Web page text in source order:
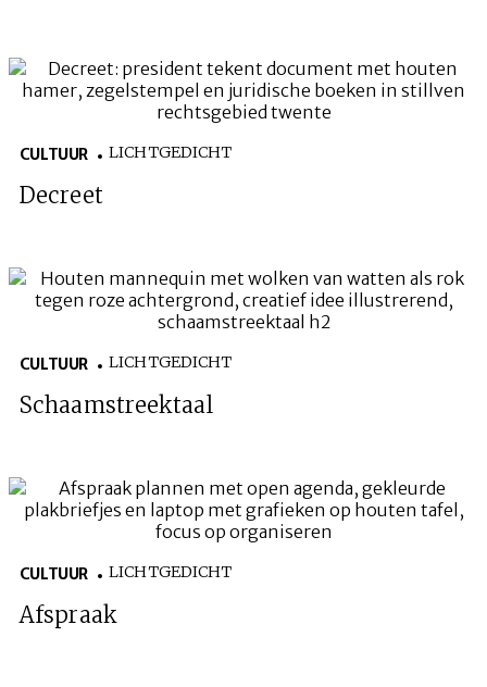
CULTUUR LICHTGEDICHT
Decreet
CULTUUR LICHTGEDICHT
Schaamstreektaal
CULTUUR LICHTGEDICHT
Afspraak